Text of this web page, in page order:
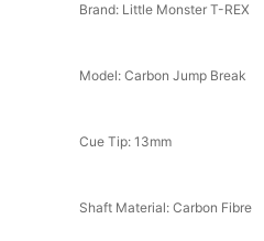
Brand: Little Monster T-REX
Model: Carbon Jump Break
Cue Tip: 13mm
Shaft Material: Carbon Fibre